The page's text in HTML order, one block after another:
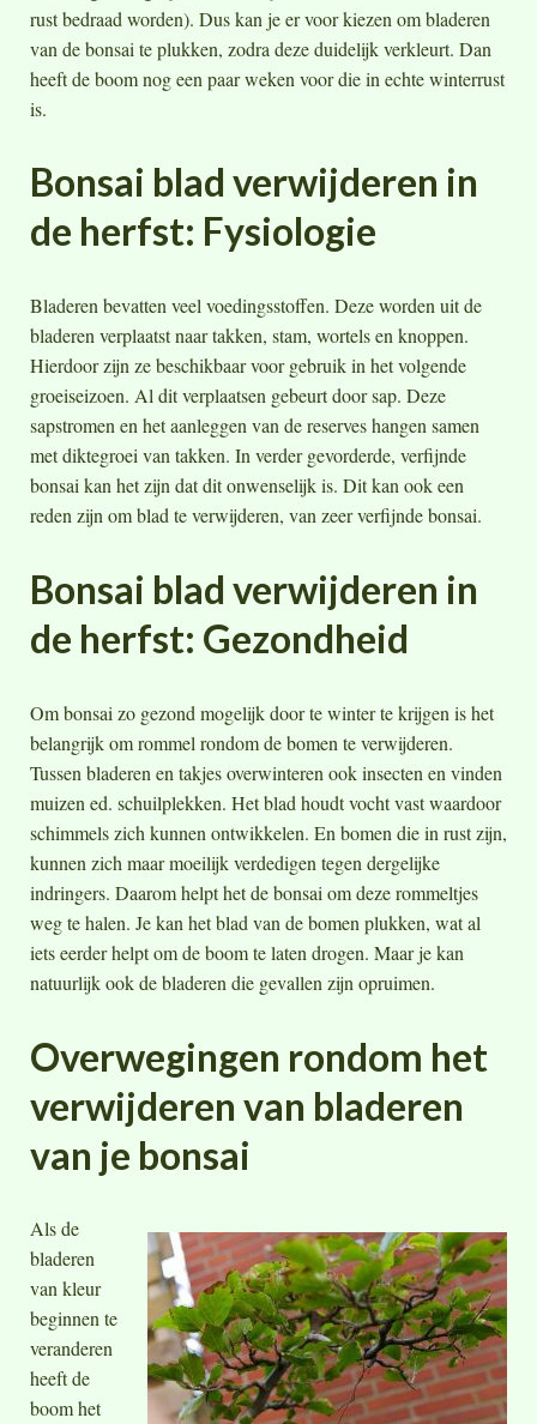
rust bedraad worden). Dus kan je er voor kiezen om bladeren
van de bonsai te plukken, zodra deze duidelijk verkleurt. Dan
heeft de boom nog een paar weken voor die in echte winterrust
is.
Bonsai blad verwijderen in
de herfst: Fysiologie
Bladeren bevatten veel voedingsstoffen. Deze worden uit de
bladeren verplaatst naar takken, stam, wortels en knoppen.
Hierdoor zijn ze beschikbaar voor gebruik in het volgende
groeiseizoen. Al dit verplaatsen gebeurt door sap. Deze
sapstromen en het aanleggen van de reserves hangen samen
met diktegroei van takken. In verder gevorderde, verfijnde
bonsai kan het zijn dat dit onwenselijk is. Dit kan ook een
reden zijn om blad te verwijderen, van zeer verfijnde bonsai.
Bonsai blad verwijderen in
de herfst: Gezondheid
Om bonsai zo gezond mogelijk door te winter te krijgen is het
belangrijk om rommel rondom de bomen te verwijderen.
Tussen bladeren en takjes overwinteren ook insecten en vinden
muizen ed. schuilplekken. Het blad houdt vocht vast waardoor
schimmels zich kunnen ontwikkelen. En bomen die in rust zijn,
kunnen zich maar moeilijk verdedigen tegen dergelijke
indringers. Daarom helpt het de bonsai om deze rommeltjes
weg te halen. Je kan het blad van de bomen plukken, wat al
iets eerder helpt om de boom te laten drogen. Maar je kan
natuurlijk ook de bladeren die gevallen zijn opruimen.
Overwegingen rondom het
verwijderen van bladeren
van je bonsai
Als de
bladeren
van kleur
beginnen te
veranderen
heeft de
boom het